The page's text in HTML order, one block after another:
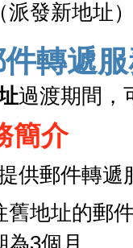
派發新地址）
轉遞
過渡期間，
簡介
供郵件轉遞
舊地址的郵
為3個月